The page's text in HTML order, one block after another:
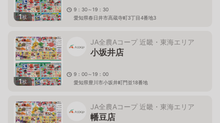
1枚
9：30～19：30
愛知県春日井市高蔵寺町3丁目4番地3
1枚
JA全農Aコープ 近畿・東海エリア
小坂井店
9：00～19：00
愛知県豊川市小坂井町門並18番地
JA全農Aコープ 近畿・東海エリア
幡豆店